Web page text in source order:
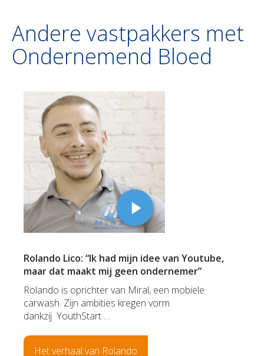
Andere vastpakkers met
Ondernemend Bloed
Rolando Lico: “Ik had mijn idee van Youtube,
maar dat maakt mij geen ondernemer”
Rolando is oprichter van Miral, een mobiele
carwash. Zijn ambities kregen vorm
dankzij YouthStart …
Het verhaal van Rolando